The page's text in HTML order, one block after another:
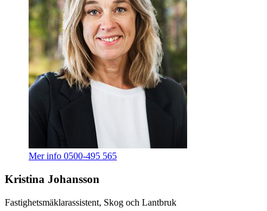
Mer info 0500-495 565
Kristina Johansson
Fastighetsmäklarassistent, Skog och Lantbruk